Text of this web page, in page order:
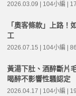
2026.03.09 | 104小編 |
「奧客條款」上路！
工
2026.07.15 | 104小編 |
黃湯下肚、酒醉斷片
喝醉不影響性騷認定
2026.04.17 | 104小編 |